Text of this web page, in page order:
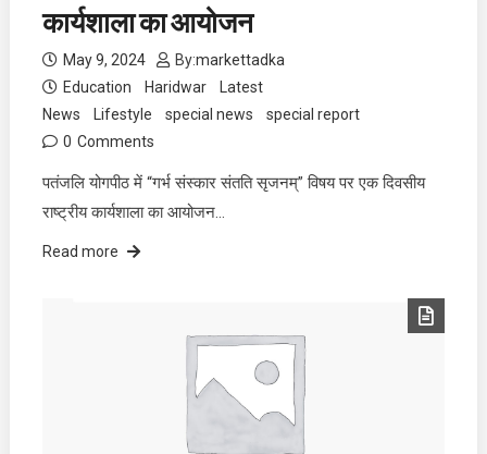
कार्यशाला का आयोजन
May 9, 2024 By:markettadka
Education
Haridwar
Latest
News
Lifestyle special news
special report
0 Comments
पतंजलि योगपीठ में “गर्भ संस्कार संतति सृजनम्” विषय पर एक दिवसीय
राष्ट्रीय कार्यशाला का आयोजन…
Read more